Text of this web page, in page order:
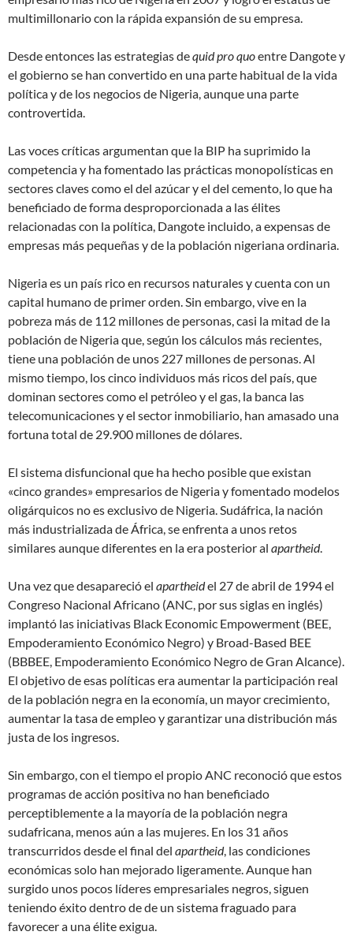
multimillonario con la rápida expansión de su empresa.
Desde entonces las estrategias dequid pro quoentre Dangote y
el gobierno se han convertido en una parte habitual de la vida
política y de los negocios de Nigeria, aunque una parte
controvertida.
Las voces críticas argumentan que la BIP ha suprimido la
competencia y ha fomentado las prácticas monopolísticas en
sectores claves como el del azúcar y el del cemento, lo que ha
beneficiado de forma desproporcionada a las élites
relacionadas con la política, Dangote incluido, a expensas de
empresas más pequeñas y de la población nigeriana ordinaria.
Nigeria es un país rico en recursos naturales y cuenta con un
capital humano de primer orden. Sin embargo, vive en la
pobreza más de 112 millones de personas, casi la mitad de la
población de Nigeria que, según los cálculos más recientes,
tiene una población de unos 227 millones de personas. Al
mismo tiempo, los cinco individuos más ricos del país, que
dominan sectores como el petróleo y el gas, la banca las
telecomunicaciones y el sector inmobiliario, han amasado una
fortuna total de 29.900 millones de dólares.
El sistema disfuncional que ha hecho posible que existan
«cinco grandes» empresarios de Nigeria y fomentado modelos
oligárquicos no es exclusivo de Nigeria. Sudáfrica, la nación
más industrializada de África, se enfrenta a unos retos
similares aunque diferentes en la era posterior al apartheid.
Una vez que desapareció el apartheidel 27 de abril de 1994 el
Congreso Nacional Africano (ANC, por sus siglas en inglés)
implantó las iniciativas Black Economic Empowerment (BEE,
Empoderamiento Económico Negro) y Broad-Based BEE
(BBBEE, Empoderamiento Económico Negro de Gran Alcance).
El objetivo de esas políticas era aumentar la participación real
de la población negra en la economía, un mayor crecimiento,
aumentar la tasa de empleo y garantizar una distribución más
justa de los ingresos.
Sin embargo, con el tiempo el propio ANC reconoció que estos
programas de acción positiva no han beneficiado
perceptiblemente a la mayoría de la población negra
sudafricana, menos aún a las mujeres. En los 31 años
transcurridos desde el final del apartheid, las condiciones
económicas solo han mejorado ligeramente. Aunque han
surgido unos pocos líderes empresariales negros, siguen
teniendo éxito dentro de de un sistema fraguado para
favorecer a una élite exigua.